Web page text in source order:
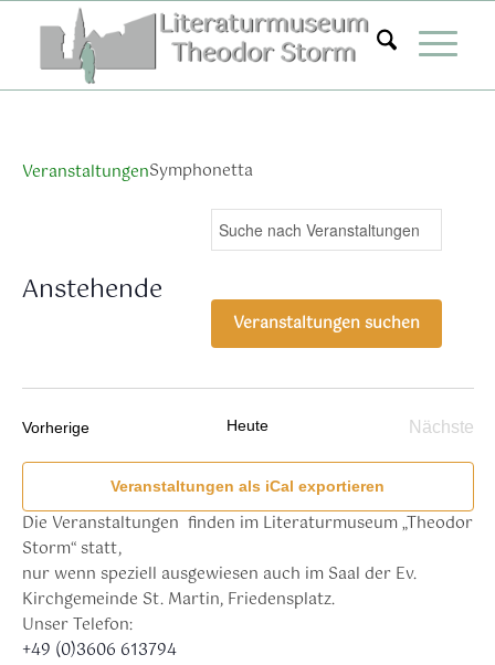
springen
VeranstaltungenSymphonetta
Veranstaltungen
Suche
und
Ansichten,
Navigation
Suche
Bitte
Schlüsselwort
Suche
nach
Veranstaltungen
Veranstaltungen suchen
Anstehende
VorherigeVeranstaltungen Heute
Nächste
Veranstaltungen als iCal exportieren
Die Veranstaltungen finden im Literaturmuseum „Theodor
Storm“ statt,
nur wenn speziell ausgewiesen auch im Saal der Ev.
Kirchgemeinde St. Martin, Friedensplatz.
Unser Telefon:
+49 (0)3606 613794